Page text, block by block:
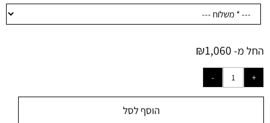
החל מ- ₪1,060
הוסף לסל